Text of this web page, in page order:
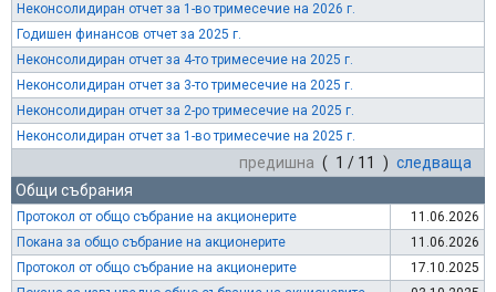
Неконсолидиран отчет за 1-во тримесечие на 2026 г.
Годишен финансов отчет за 2025 г.
Неконсолидиран отчет за 4-то тримесечие на 2025 г.
Неконсолидиран отчет за 3-то тримесечие на 2025 г.
Неконсолидиран отчет за 2-ро тримесечие на 2025 г.
Неконсолидиран отчет за 1-во тримесечие на 2025 г.
предишна ( 1 / 11 ) следваща
Общи събрания
Протокол от общо събрание на акционерите
11.06.2026
Покана за общо събрание на акционерите
11.06.2026
Протокол от общо събрание на акционерите
17.10.2025